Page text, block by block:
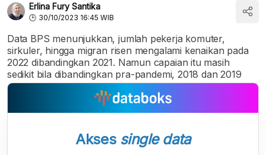
Erlina Fury Santika
30/10/2023 16:45 WIB
Data BPS menunjukkan, jumlah pekerja komuter,
sirkuler, hingga migran risen mengalami kenaikan pada
2022 dibandingkan 2021. Namun capaian itu masih
sedikit bila dibandingkan pra-pandemi, 2018 dan 2019
Akses single data